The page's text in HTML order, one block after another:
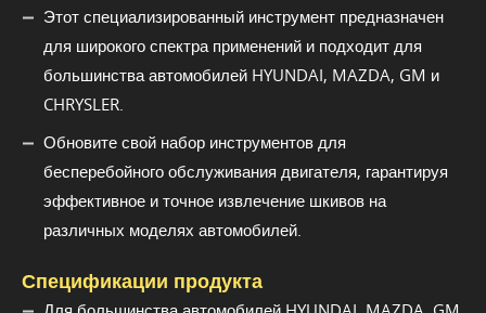
Этот специализированный инструмент предназначен
для широкого спектра применений и подходит для
большинства автомобилей HYUNDAI, MAZDA, GM и
CHRYSLER.
Обновите свой набор инструментов для
бесперебойного обслуживания двигателя, гарантируя
эффективное и точное извлечение шкивов на
различных моделях автомобилей.
Спецификации продукта